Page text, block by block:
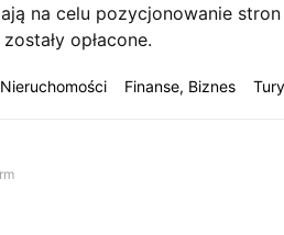
na celu pozycjonowanie
opłacone.
Finanse, Biznes